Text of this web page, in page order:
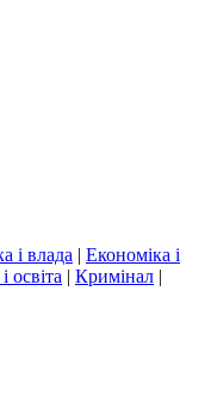
і влада | Економіка і
освіта | Кримінал |